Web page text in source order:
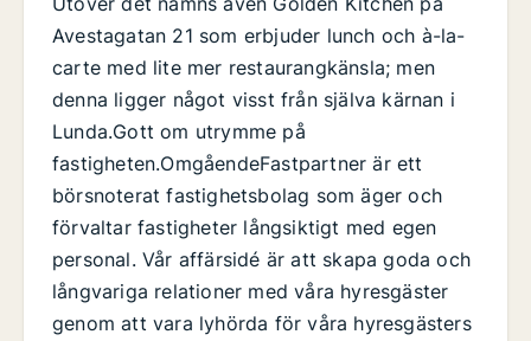
Avestagatan 21 som erbjuder lunch och à-la-
carte med lite mer restaurangkänsla; men
denna ligger något visst från själva kärnan i
Lunda.Gott om utrymme på
fastigheten.OmgåendeFastpartner är ett
börsnoterat fastighetsbolag som äger och
förvaltar fastigheter långsiktigt med egen
personal. Vår affärsidé är att skapa goda och
långvariga relationer med våra hyresgäster
genom att vara lyhörda för våra hyresgästers